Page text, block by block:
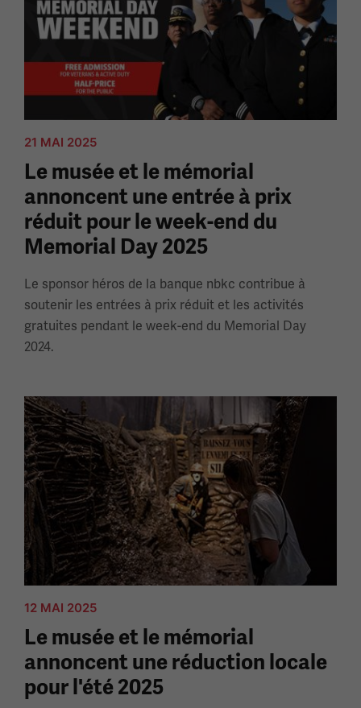
21 MAI 2025
Le musée et le mémorial
annoncent une entrée à prix
réduit pour le week-end du
Memorial Day 2025
Le sponsor héros de la banque nbkc contribue à
soutenir les entrées à prix réduit et les activités
gratuites pendant le week-end du Memorial Day
2024.
12 MAI 2025
Le musée et le mémorial
annoncent une réduction locale
pour l'été 2025